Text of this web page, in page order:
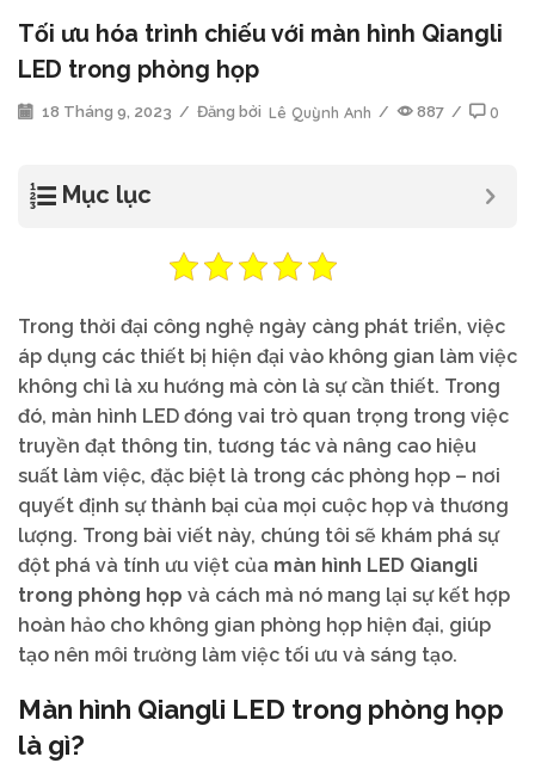
Tối ưu hóa trình chiếu với màn hình Qiangli
LED trong phòng họp
18 Tháng 9, 2023 / Đăng bởi Lê Quỳnh Anh / 887 / 0
Mục lục
Trong thời đại công nghệ ngày càng phát triển, việc
áp dụng các thiết bị hiện đại vào không gian làm việc
không chỉ là xu hướng mà còn là sự cần thiết. Trong
đó, màn hình LED đóng vai trò quan trọng trong việc
truyền đạt thông tin, tương tác và nâng cao hiệu
suất làm việc, đặc biệt là trong các phòng họp – nơi
quyết định sự thành bại của mọi cuộc họp và thương
lượng. Trong bài viết này, chúng tôi sẽ khám phá sự
đột phá và tính ưu việt của màn hình LED Qiangli
trong phòng họp và cách mà nó mang lại sự kết hợp
hoàn hảo cho không gian phòng họp hiện đại, giúp
tạo nên môi trường làm việc tối ưu và sáng tạo.
Màn hình Qiangli LED trong phòng họp
là gì?